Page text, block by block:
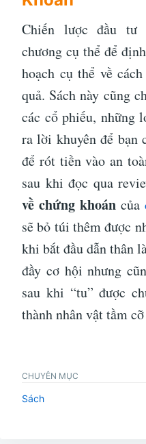
Chiến lược đầu tư
chương cụ thể để
hoạch cụ thể về
quả. Sách này cũng
các cổ phiếu, những
ra lời khuyên để bạn
để rót tiền vào an
sau khi đọc qua
về chứng khoán của
sẽ bỏ túi thêm được
khi bắt đầu dẫn thân
đầy cơ hội nhưng
sau khi “tu” được
thành nhân vật tầm
CHUYÊN MỤC
Sách